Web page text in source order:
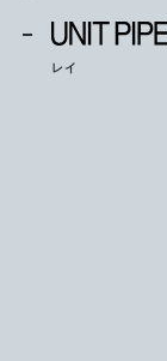
レイ